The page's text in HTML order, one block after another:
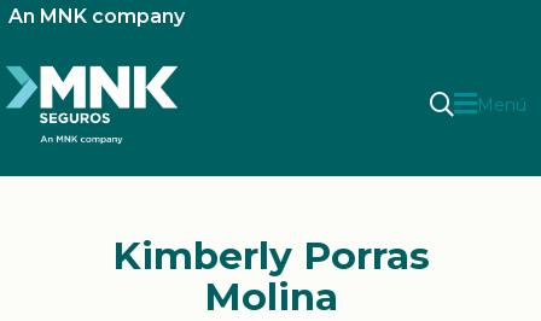
An MNK company
Menú
Kimberly Porras
Molina